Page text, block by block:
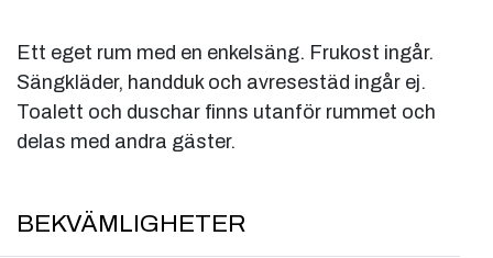
Ett eget rum med en enkelsäng. Frukost ingår.
Sängkläder, handduk och avresestäd ingår ej.
Toalett och duschar finns utanför rummet och
BEKVÄMLIGHETER